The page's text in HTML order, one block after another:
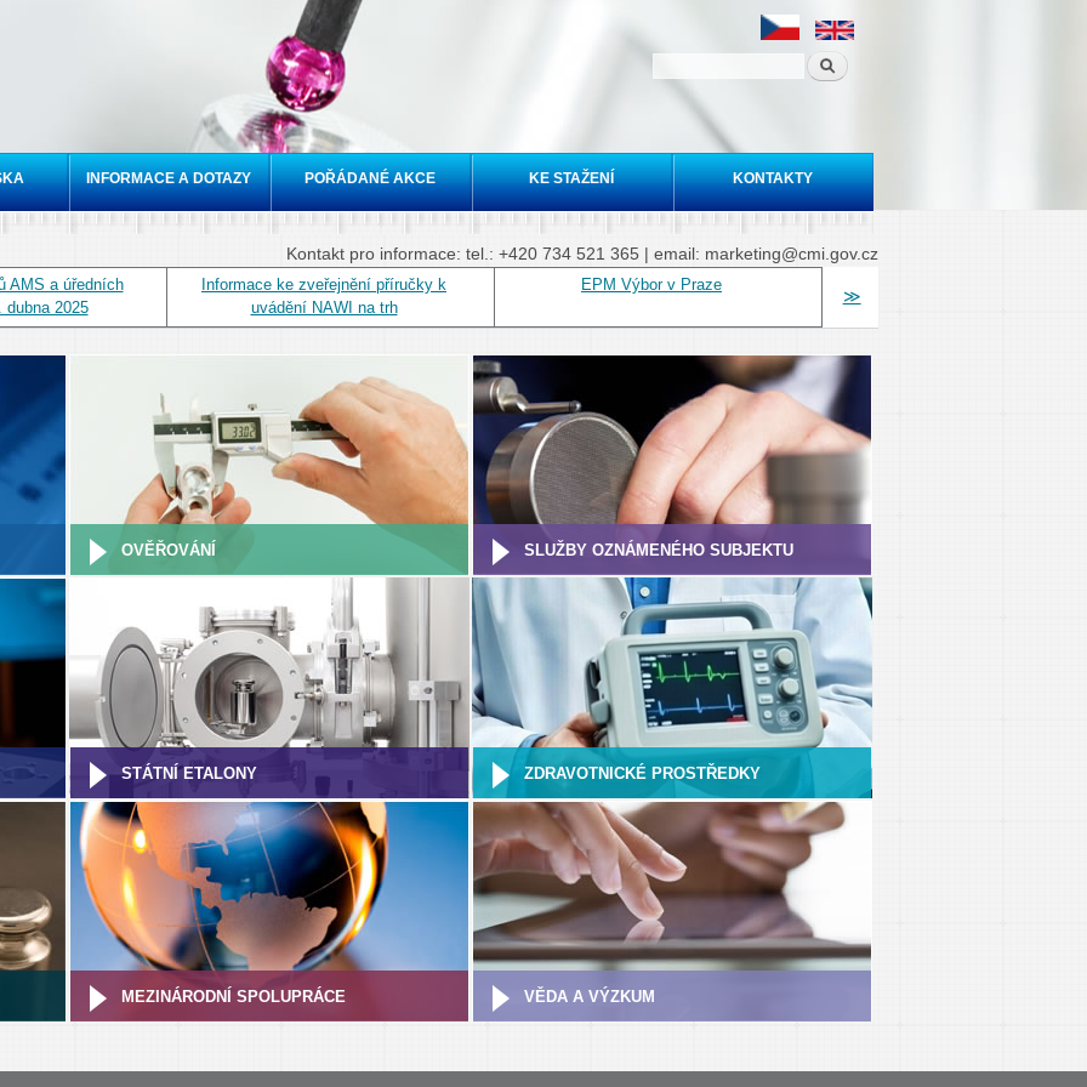
INFORMACE A DOTAZY POŘÁDANÉ AKCE KE STAŽENÍ KONTAKTY
Kontakt pro informace: tel.: +420 734 521 365 | email: marketing@cmi.gov.cz
AMS a úředních
dubna 2025
Informace ke zveřejnění příručky k
uvádění NAWI na trh
EPM Výbor v Praze
≫
OVĚŘOVÁNÍ SLUŽBY OZNÁMENÉHO SUBJEKTU
STÁTNÍ ETALONY ZDRAVOTNICKÉ PROSTŘEDKY
MEZINÁRODNÍ SPOLUPRÁCE VĚDA A VÝZKUM